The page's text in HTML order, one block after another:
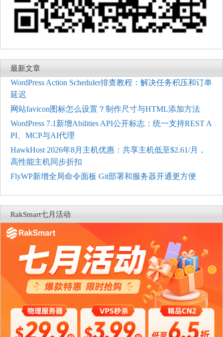
最新文章
WordPress Action Scheduler排查教程：解决任务积压和订单
延迟
网站favicon图标怎么设置？制作尺寸与HTML添加方法
WordPress 7.1新增Abilities API公开标志：统一支持REST A
PI、MCP与AI代理
HawkHost 2026年8月主机优惠：共享主机低至$2.61/月，
高性能主机同步折扣
FlyWP新增全局命令面板 Git部署和服务器开通更方便
RakSmart七月活动